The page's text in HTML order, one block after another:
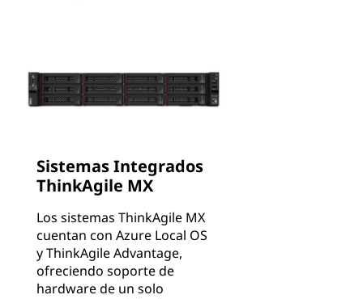
Sistemas Integrados
ThinkAgile MX
Los sistemas ThinkAgile MX
cuentan con Azure Local OS
y ThinkAgile Advantage,
ofreciendo soporte de
hardware de un solo